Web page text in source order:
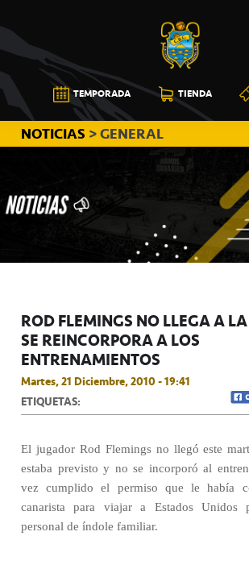
a
la
navegación
principal
al
contenido
principal
a
la
barra
lateral
principal
CB
CANARIAS
TEMPORADA TIENDA
NOTICIAS > GENERAL
ROD FLEMINGS NO LLEGA A
SE REINCORPORA A LOS
ENTRENAMIENTOS
Martes, 21 Diciembre, 2010 - 19:41
ETIQUETAS:
El jugador Rod Flemings no llegó este
estaba previsto y no se incorporó al
vez cumplido el permiso que le había
canarista para viajar a Estados Unidos
personal de índole familiar.